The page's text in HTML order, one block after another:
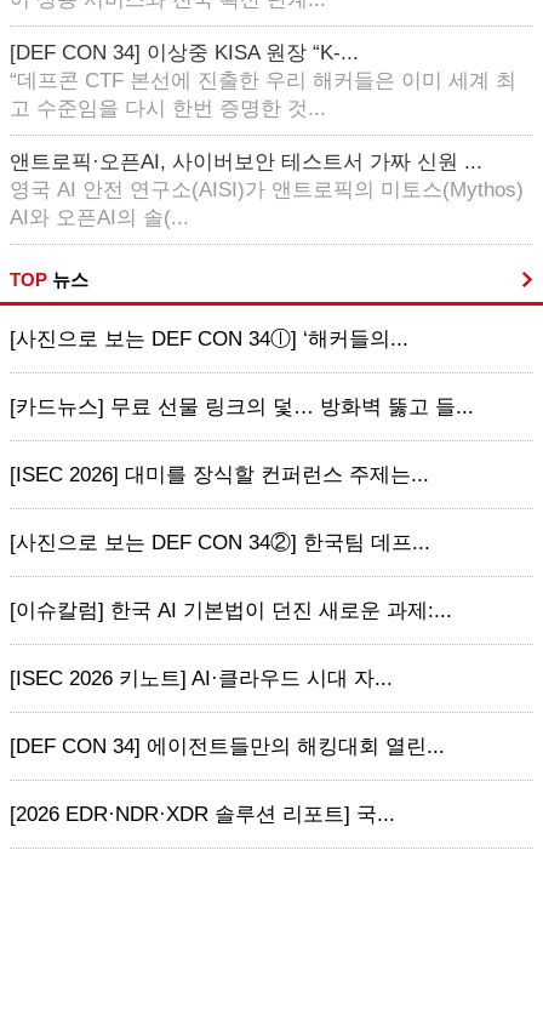
[DEF CON 34] 이상중 KISA 원장 “K-...
“데프콘 CTF 본선에 진출한 우리 해커들은 이미 세계 최
고 수준임을 다시 한번 증명한 것...
앤트로픽·오픈AI, 사이버보안 테스트서 가짜 신원 ...
영국 AI 안전 연구소(AISI)가 앤트로픽의 미토스(Mythos)
AI와 오픈AI의 솔(...
TOP 뉴스
[사진으로 보는 DEF CON 34ⓛ] ‘해커들의...
[카드뉴스] 무료 선물 링크의 덫… 방화벽 뚫고 들...
[ISEC 2026] 대미를 장식할 컨퍼런스 주제는...
[사진으로 보는 DEF CON 34②] 한국팀 데프...
[이슈칼럼] 한국 AI 기본법이 던진 새로운 과제:...
[ISEC 2026 키노트] AI·클라우드 시대 자...
[DEF CON 34] 에이전트들만의 해킹대회 열린...
[2026 EDR·NDR·XDR 솔루션 리포트] 국...